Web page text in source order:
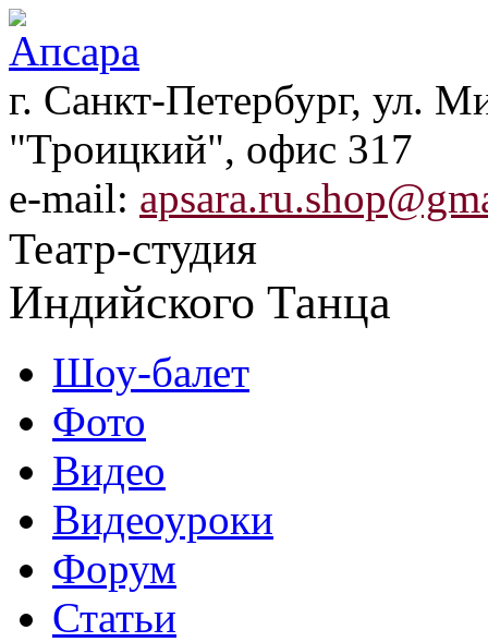
г. Санкт-Петербург, ул.
"Троицкий", офис 317
e-mail:
Театр-студия
Индийского Танца
Шоу-балет
Фото
Видео
Видеоуроки
Форум
Статьи